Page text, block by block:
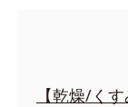
【乾燥/く